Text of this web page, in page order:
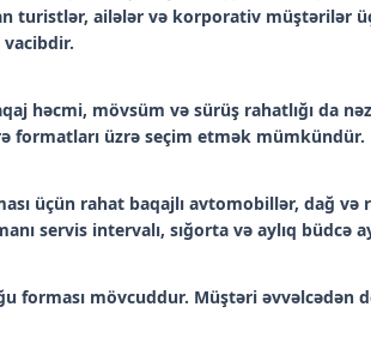
turistlər, ailələr və korporativ müştərilər
həcmi, mövsüm və sürüş rahatlığı da
formatları üzrə seçim etmək mümkündür.
üçün rahat baqajlı avtomobillər, dağ
servis intervalı, sığorta və aylıq büdcə
mövcuddur. Müştəri əvvəlcədən